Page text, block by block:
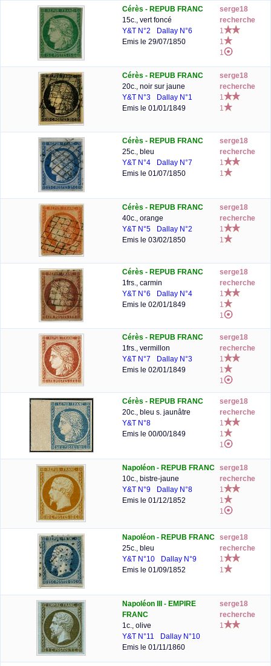
Cérès - REPUB FRANC
15c., vert foncé
Y&T N°2
Dallay N°6
Emis le 29/07/1850
serge18
recherche
1
1
1
Cérès - REPUB FRANC
20c., noir sur jaune
Y&T N°3
Dallay N°1
Emis le 01/01/1849
serge18
recherche
1
1
Cérès - REPUB FRANC
25c., bleu
Y&T N°4
Dallay N°7
Emis le 01/07/1850
serge18
recherche
1
1
Cérès - REPUB FRANC
40c., orange
Y&T N°5
Dallay N°2
Emis le 03/02/1850
serge18
recherche
1
1
Cérès - REPUB FRANC
1frs., carmin
Y&T N°6
Dallay N°4
Emis le 02/01/1849
serge18
recherche
1
1
1
Cérès - REPUB FRANC
1frs., vermillon
Y&T N°7
Dallay N°3
Emis le 02/01/1849
serge18
recherche
1
1
1
Cérès - REPUB FRANC
20c., bleu s. jaunâtre
Y&T N°8
Emis le 00/00/1849
serge18
recherche
1
1
1
Napoléon - REPUB FRANC
10c., bistre-jaune
Y&T N°9
Dallay N°8
Emis le 01/12/1852
serge18
recherche
1
1
1
Napoléon - REPUB FRANC
25c., bleu
Y&T N°10
Dallay N°9
Emis le 01/09/1852
serge18
recherche
1
1
Napoléon III - EMPIRE
FRANC
1c., olive
Y&T N°11
Dallay N°10
Emis le 01/11/1860
serge18
recherche
1